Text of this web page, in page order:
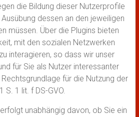
die Bildung dieser Nutzerprofile
dessen an den jeweiligen
müssen. Über die Plugins bieten
mit den sozialen Netzwerken
interagieren, so dass wir unser
für Sie als Nutzer interessanter
für die Nutzung der
S. 1 lit. f DS-GVO.
unabhängig davon, ob Sie ein